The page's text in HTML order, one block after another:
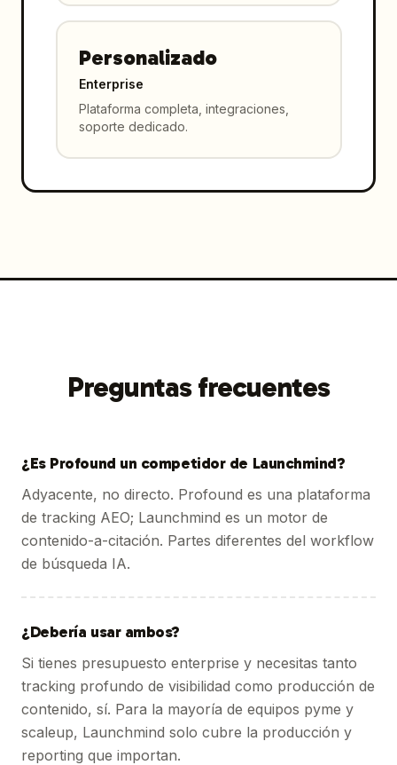
Personalizado
Enterprise
Plataforma completa, integraciones,
soporte dedicado.
Preguntas frecuentes
¿Es Profound un competidor de Launchmind?
Adyacente, no directo. Profound es una plataforma
de tracking AEO; Launchmind es un motor de
contenido-a-citación. Partes diferentes del workflow
de búsqueda IA.
¿Debería usar ambos?
Si tienes presupuesto enterprise y necesitas tanto
tracking profundo de visibilidad como producción de
contenido, sí. Para la mayoría de equipos pyme y
scaleup, Launchmind solo cubre la producción y
reporting que importan.